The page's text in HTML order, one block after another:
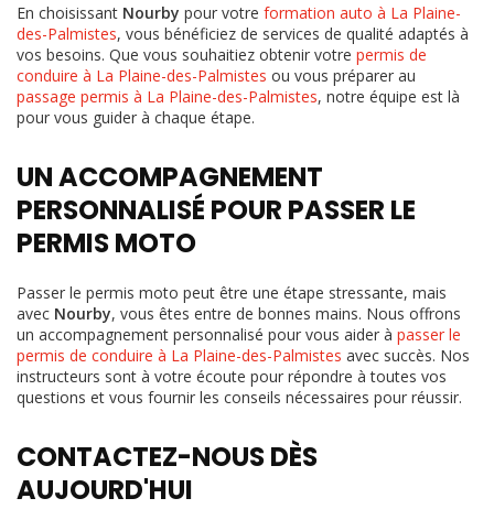
En choisissant Nourby pour votre formation auto à La Plaine-
des-Palmistes, vous bénéficiez de services de qualité adaptés à
vos besoins. Que vous souhaitiez obtenir votre permis de
conduire à La Plaine-des-Palmistes ou vous préparer au
passage permis à La Plaine-des-Palmistes, notre équipe est là
pour vous guider à chaque étape.
UN ACCOMPAGNEMENT
PERSONNALISÉ POUR PASSER LE
PERMIS MOTO
Passer le permis moto peut être une étape stressante, mais
avec Nourby, vous êtes entre de bonnes mains. Nous offrons
un accompagnement personnalisé pour vous aider à passer le
permis de conduire à La Plaine-des-Palmistes avec succès. Nos
instructeurs sont à votre écoute pour répondre à toutes vos
questions et vous fournir les conseils nécessaires pour réussir.
CONTACTEZ-NOUS DÈS
AUJOURD'HUI